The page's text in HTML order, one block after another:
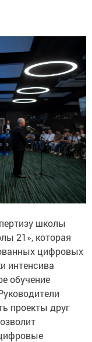
школы
21», которая
цифровых
интенсива
обучение
проекты друг